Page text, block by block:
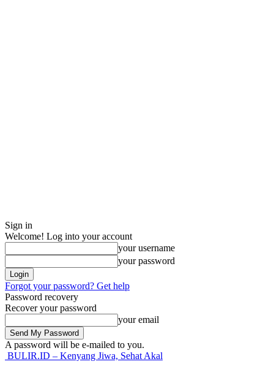
Sign in
Welcome! Log into your account
your username
your password
Forgot your password? Get help
Password recovery
Recover your password
your email
A password will be e-mailed to you.
BULIR.ID – Kenyang Jiwa, Sehat Akal